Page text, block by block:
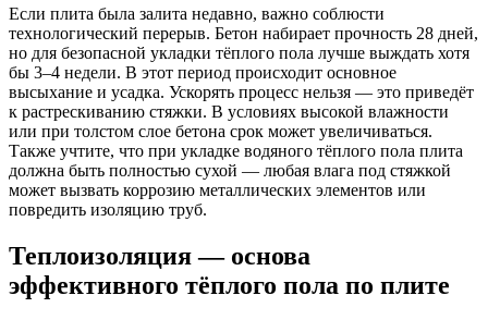
Если плита была залита недавно, важно соблюсти
технологический перерыв. Бетон набирает прочность 28 дней,
но для безопасной укладки тёплого пола лучше выждать хотя
бы 3–4 недели. В этот период происходит основное
высыхание и усадка. Ускорять процесс нельзя — это приведёт
к растрескиванию стяжки. В условиях высокой влажности
или при толстом слое бетона срок может увеличиваться.
Также учтите, что при укладке водяного тёплого пола плита
должна быть полностью сухой — любая влага под стяжкой
может вызвать коррозию металлических элементов или
повредить изоляцию труб.
Теплоизоляция — основа
эффективного тёплого пола по плите